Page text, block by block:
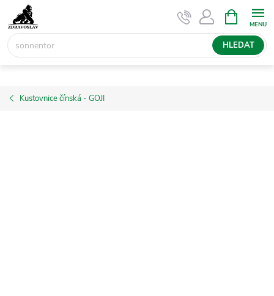
na
obsah
HLEDAT
NÁKUPNÍ
KOŠÍK
Kustovnice čínská - GOJI